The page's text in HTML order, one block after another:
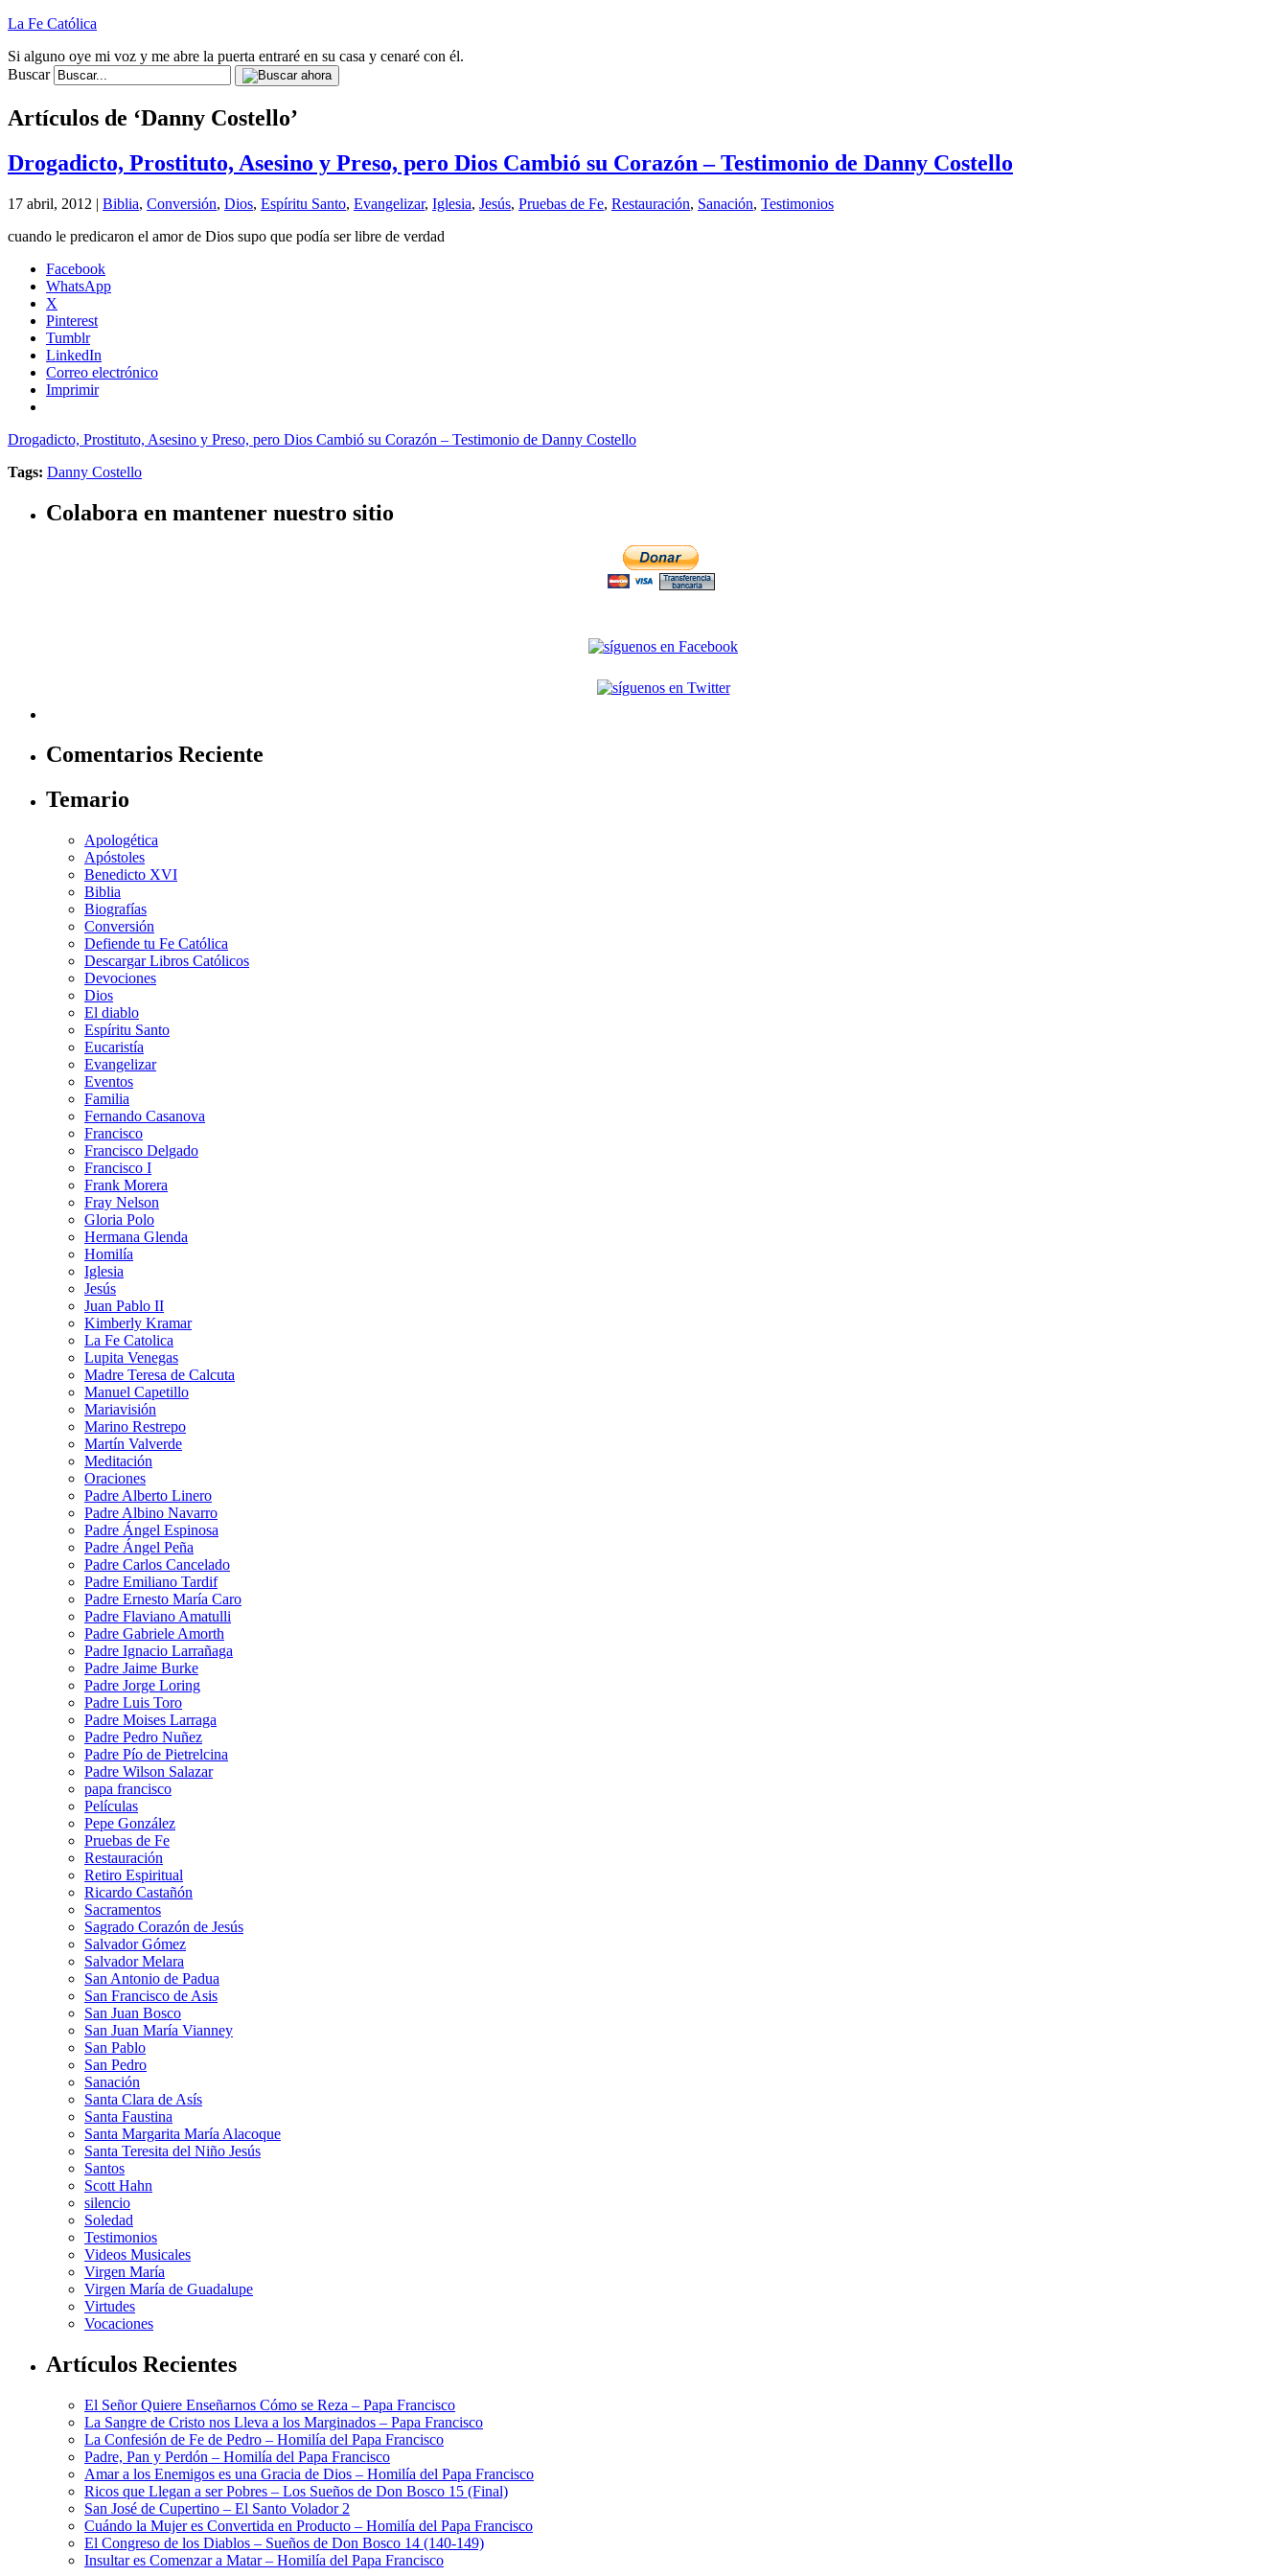
La Fe Católica
Si alguno oye mi voz y me abre la puerta entraré en su casa y cenaré con él.
Buscar
Artículos de ‘Danny Costello’
Drogadicto, Prostituto, Asesino y Preso, pero Dios Cambió su Corazón – Testimonio de Danny Costello
17 abril, 2012 | Biblia, Conversión, Dios, Espíritu Santo, Evangelizar, Iglesia, Jesús, Pruebas de Fe, Restauración, Sanación, Testimonios
cuando le predicaron el amor de Dios supo que podía ser libre de verdad
Facebook
WhatsApp
X
Pinterest
Tumblr
LinkedIn
Correo electrónico
Imprimir
Drogadicto, Prostituto, Asesino y Preso, pero Dios Cambió su Corazón – Testimonio de Danny Costello
Tags: Danny Costello
Colabora en mantener nuestro sitio
Comentarios Reciente
Temario
Apologética
Apóstoles
Benedicto XVI
Biblia
Biografías
Conversión
Defiende tu Fe Católica
Descargar Libros Católicos
Devociones
Dios
El diablo
Espíritu Santo
Eucaristía
Evangelizar
Eventos
Familia
Fernando Casanova
Francisco
Francisco Delgado
Francisco I
Frank Morera
Fray Nelson
Gloria Polo
Hermana Glenda
Homilía
Iglesia
Jesús
Juan Pablo II
Kimberly Kramar
La Fe Catolica
Lupita Venegas
Madre Teresa de Calcuta
Manuel Capetillo
Mariavisión
Marino Restrepo
Martín Valverde
Meditación
Oraciones
Padre Alberto Linero
Padre Albino Navarro
Padre Ángel Espinosa
Padre Ángel Peña
Padre Carlos Cancelado
Padre Emiliano Tardif
Padre Ernesto María Caro
Padre Flaviano Amatulli
Padre Gabriele Amorth
Padre Ignacio Larrañaga
Padre Jaime Burke
Padre Jorge Loring
Padre Luis Toro
Padre Moises Larraga
Padre Pedro Nuñez
Padre Pío de Pietrelcina
Padre Wilson Salazar
papa francisco
Películas
Pepe González
Pruebas de Fe
Restauración
Retiro Espiritual
Ricardo Castañón
Sacramentos
Sagrado Corazón de Jesús
Salvador Gómez
Salvador Melara
San Antonio de Padua
San Francisco de Asis
San Juan Bosco
San Juan María Vianney
San Pablo
San Pedro
Sanación
Santa Clara de Asís
Santa Faustina
Santa Margarita María Alacoque
Santa Teresita del Niño Jesús
Santos
Scott Hahn
silencio
Soledad
Testimonios
Videos Musicales
Virgen María
Virgen María de Guadalupe
Virtudes
Vocaciones
Artículos Recientes
El Señor Quiere Enseñarnos Cómo se Reza – Papa Francisco
La Sangre de Cristo nos Lleva a los Marginados – Papa Francisco
La Confesión de Fe de Pedro – Homilía del Papa Francisco
Padre, Pan y Perdón – Homilía del Papa Francisco
Amar a los Enemigos es una Gracia de Dios – Homilía del Papa Francisco
Ricos que Llegan a ser Pobres – Los Sueños de Don Bosco 15 (Final)
San José de Cupertino – El Santo Volador 2
Cuándo la Mujer es Convertida en Producto – Homilía del Papa Francisco
El Congreso de los Diablos – Sueños de Don Bosco 14 (140-149)
Insultar es Comenzar a Matar – Homilía del Papa Francisco